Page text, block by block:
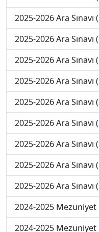
2025-2026 Ara Sınavı
2025-2026 Ara Sınavı
2025-2026 Ara Sınavı
2025-2026 Ara Sınavı
2025-2026 Ara
2025-2026 Ara
2025-2026 Ara
2025-2026 Ara
2025-2026 Ara
2024-2025 Mezuniyet
2024-2025 Mezuniyet